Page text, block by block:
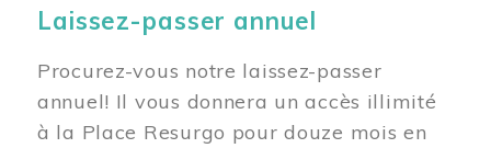
Laissez-passer annuel
Procurez-vous notre laissez-passer
annuel! Il vous donnera un accès illimité
à la Place Resurgo pour douze mois en